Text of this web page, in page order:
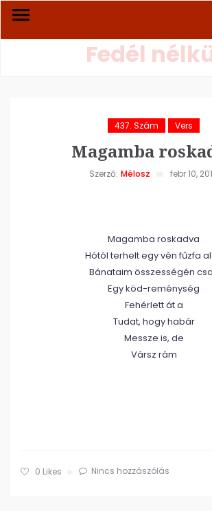
Fedél
437. Szám Vers
Magamba
Szerző: Mélosz febr 10,
Magamba roskadva
Hótól terhelt egy vén fűzfa
Bánataim összességén
Egy köd-reménység
Fehérlett át a
Tudat, hogy habár
Messze is, de
Vársz rám
0 Likes Nincs hozzászólás